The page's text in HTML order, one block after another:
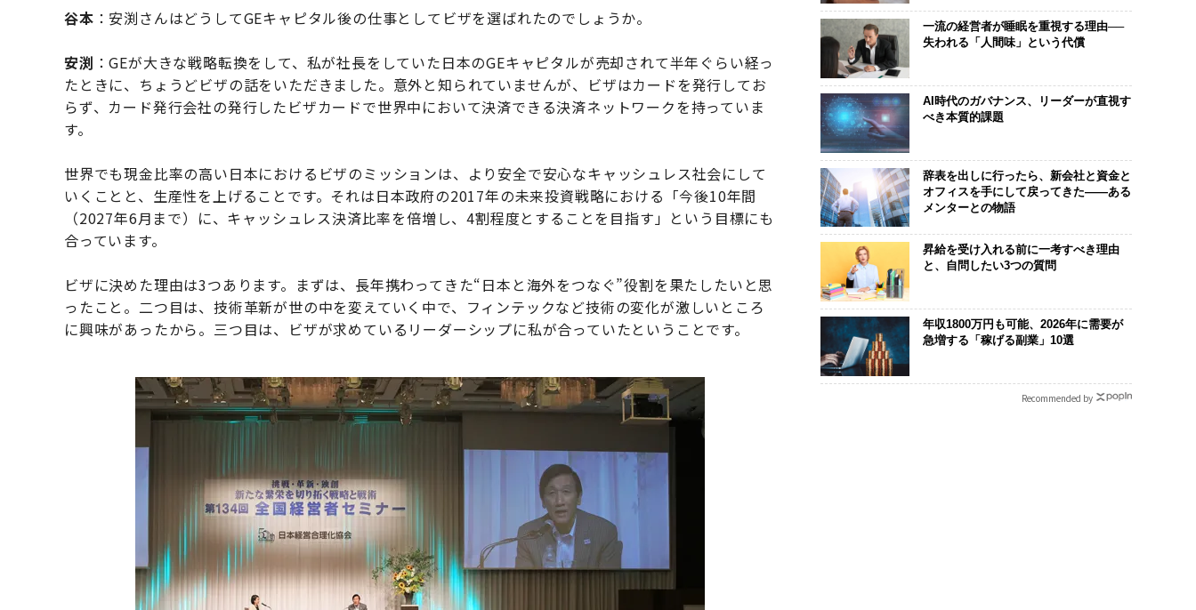
谷本 ：安渕さんはどうしてGEキャピタル後の仕事としてビザを選ばれたのでしょうか。
安渕 ：GEが大きな戦略転換をして、私が社長をしていた日本のGEキャピタルが売却されて半年ぐらい経っ
たときに、ちょうどビザの話をいただきました。意外と知られていませんが、ビザはカードを発行してお
らず、カード発行会社の発行したビザカードで世界中において決済できる決済ネットワークを持っていま
す。
世界でも現金比率の高い日本におけるビザのミッションは、より安全で安心なキャッシュレス社会にして
いくことと、生産性を上げることです。それは日本政府の2017年の未来投資戦略における「今後10年間
（2027年6月まで）に、キャッシュレス決済比率を倍増し、4割程度とすることを目指す」という目標にも
合っています。
ビザに決めた理由は3つあります。まずは、長年携わってきた“日本と海外をつなぐ”役割を果たしたいと思
ったこと。二つ目は、技術革新が世の中を変えていく中で、フィンテックなど技術の変化が激しいところ
に興味があったから。三つ目は、ビザが求めているリーダーシップに私が合っていたということです。
一流の経営者が睡眠を重視する理由──
失われる「人間味」という代償
AI時代のガバナンス、リーダーが直視す
べき本質的課題
辞表を出しに行ったら、新会社と資金と
オフィスを手にして戻ってきた——ある
メンターとの物語
昇給を受け入れる前に一考すべき理由
と、自問したい3つの質問
年収1800万円も可能、2026年に需要が
急増する「稼げる副業」10選
Recommended by